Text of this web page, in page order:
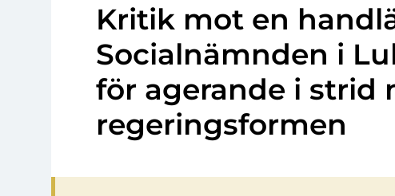
Kritik mot en
Socialnämnden i
för agerande i strid
regeringsformen